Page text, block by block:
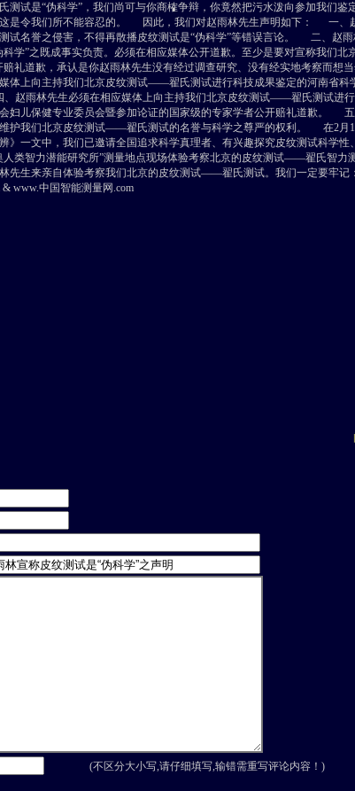
试是“伪科学”，我们尚可与你商榷争辩，你竟然把污水泼向参加我们鉴
是令我们所不能容忍的。 因此，我们对赵雨林先生声明如下： 一、
名誉之侵害，不得再散播皮纹测试是“伪科学”等错误言论。 二、赵雨
科学”之既成事实负责。必须在相应媒体公开道歉。至少是要对宣称我们
赔礼道歉，承认是你赵雨林先生没有经过调查研究、没有经实地考察而想
体上向主持我们北京皮纹测试——翟氏测试进行科技成果鉴定的河南省科
赵雨林先生必须在相应媒体上向主持我们北京皮纹测试——翟氏测试进行
妇儿保健专业委员会暨参加论证的国家级的专家学者公开赔礼道歉。
护我们北京皮纹测试——翟氏测试的名誉与科学之尊严的权利。 在2月
》一文中，我们已邀请全国追求科学真理者、有兴趣探究皮纹测试科学性
人类智力潜能研究所”测量地点现场体验考察北京的皮纹测试――翟氏智
先生来亲自体验考察我们北京的皮纹测试――翟氏测试。我们一定要牢记
& www.中国智能测量网.com
(不区分大小写,请仔细填写,输错需重写评论内容！)